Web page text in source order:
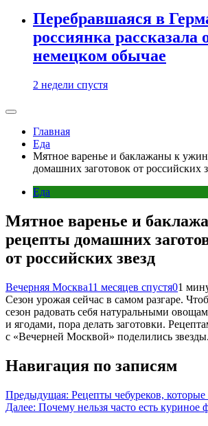
Перебравшаяся в
россиянка рассказала
немецком обычае
2 недели спустя
Главная
Еда
Мятное варенье и баклажаны к
домашних заготовок от российских
Еда
Мятное варенье и
рецепты домашних
от российских звезд
Вечерняя Москва11 месяцев спустя01
Сезон урожая сейчас в самом разгаре.
сезон радовать себя натуральными
и ягодами, пора делать заготовки.
с «Вечерней Москвой» поделились звезды.
Навигация по записям
Предыдущая: Рецепты чебуреков,
Далее: Почему нельзя часто есть куриное